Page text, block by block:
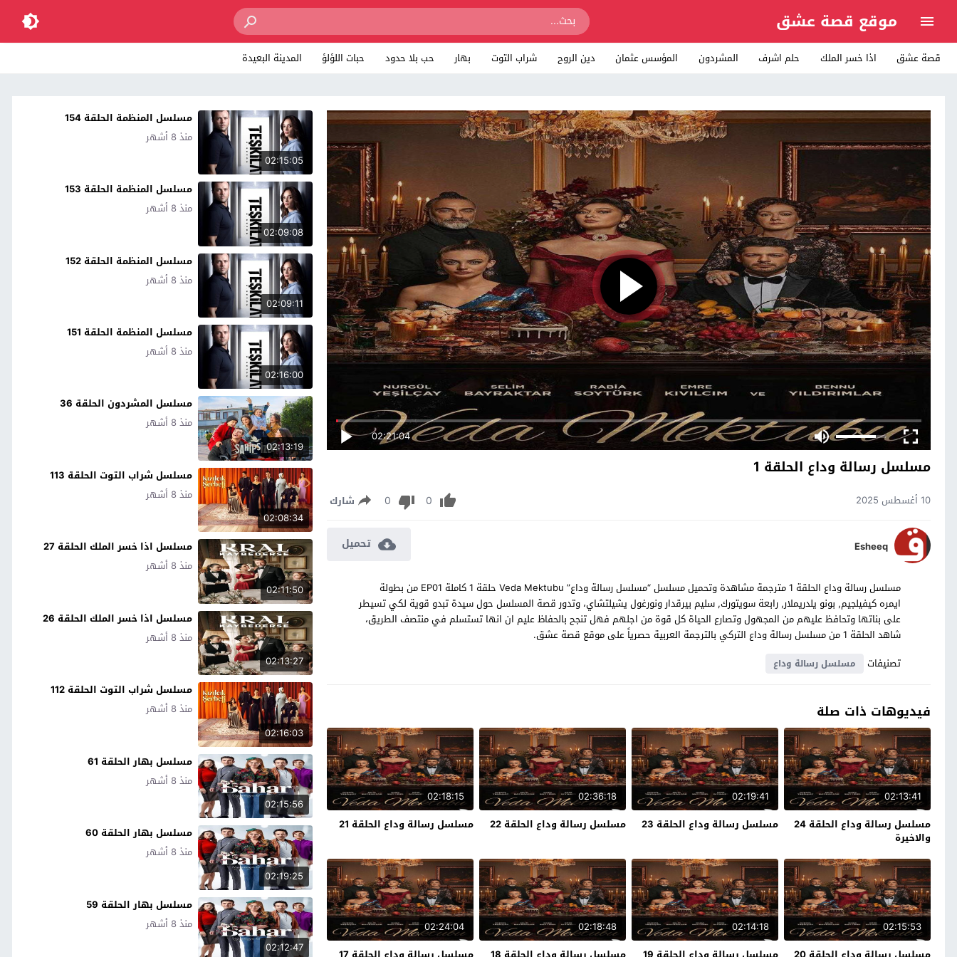
موقع قصة عشق
قصة عشق اذا خسر الملك حلم اشرف المشردون المؤسس عثمان دين الروح شراب التوت بهار حب بلا حدود حبات اللؤلؤ المدينة البعيدة
02:21:04
مسلسل رسالة وداع الحلقة 1
10 أغسطس 2025 0
0 شارك
Esheeq تحميل
مسلسل رسالة وداع الحلقة 1 مترجمة مشاهدة وتحميل مسلسل “مسلسل رسالة وداع” Veda Mektubu حلقة 1 كاملة EP01 من بطولة
ايمره كيفيلجيم, بونو يلدريملار, رابعة سويتورك, سليم بيرقدار ونورغول يشيلتشاي، وتدور قصة المسلسل حول سيدة تبدو قوية لكي تسيطر
على بناتها وتحافظ عليهم من المجهول وتصارع الحياة كل قوة من اجلهم فهل تنجح بالحفاظ عليم ان انها تستسلم في منتصف الطريق،
شاهد الحلقة 1 من مسلسل رسالة وداع التركي بالترجمة العربية حصرياً على موقع قصة عشق.
تصنيفات
مسلسل رسالة وداع
فيديوهات ذات صلة
02:13:41
مسلسل رسالة وداع الحلقة 24
والاخيرة
02:19:41
مسلسل رسالة وداع الحلقة 23
02:36:18
مسلسل رسالة وداع الحلقة 22
02:18:15
مسلسل رسالة وداع الحلقة 21
02:15:53
02:14:18
02:18:48
02:24:04
02:15:05
مسلسل المنظمة الحلقة 154
منذ 8 أشهر
02:09:08
مسلسل المنظمة الحلقة 153
منذ 8 أشهر
02:09:11
مسلسل المنظمة الحلقة 152
منذ 8 أشهر
02:16:00
مسلسل المنظمة الحلقة 151
منذ 8 أشهر
02:13:19
مسلسل المشردون الحلقة 36
منذ 8 أشهر
02:08:34
مسلسل شراب التوت الحلقة 113
منذ 8 أشهر
02:11:50
مسلسل اذا خسر الملك الحلقة 27
منذ 8 أشهر
02:13:27
مسلسل اذا خسر الملك الحلقة 26
منذ 8 أشهر
02:16:03
مسلسل شراب التوت الحلقة 112
منذ 8 أشهر
02:15:56
مسلسل بهار الحلقة 61
منذ 8 أشهر
02:19:25
مسلسل بهار الحلقة 60
منذ 8 أشهر
02:12:47
مسلسل بهار الحلقة 59
منذ 8 أشهر